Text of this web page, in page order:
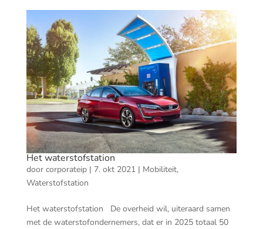
Het waterstofstation
door corporateip| 7. okt 2021| Mobiliteit,
Waterstofstation
Het waterstofstation De overheid wil, uiteraard samen
met de waterstofondernemers, dat er in 2025 totaal 50